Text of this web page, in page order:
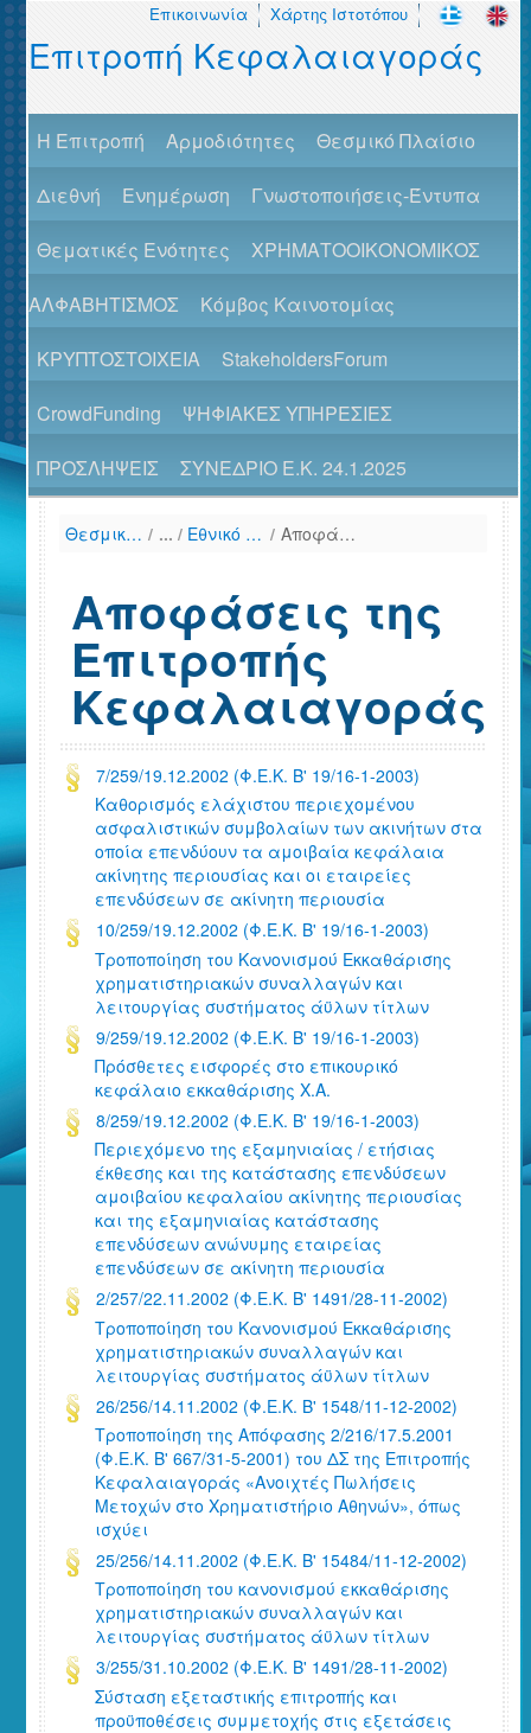
Επικοινωνία Χάρτης Ιστοτόπου
Επιτροπή Κεφαλαιαγοράς
H Επιτροπή Αρμοδιότητες
Θεσμικό Πλαίσιο
Διεθνή
Ενημέρωση
Γνωστοποιήσεις-Έντυπα
Θεματικές Ενότητες
ΧΡΗΜΑΤΟΟΙΚΟΝΟΜΙΚΟΣ
ΑΛΦΑΒΗΤΙΣΜΟΣ
Κόμβος Καινοτομίας
ΚΡΥΠΤΟΣΤΟΙΧΕΙΑ
StakeholdersForum
CrowdFunding
ΨΗΦΙΑΚΕΣ ΥΠΗΡΕΣΙΕΣ
ΠΡΟΣΛΗΨΕΙΣ
ΣΥΝΕΔΡΙΟ Ε.Κ. 24.1.2025
Θεσμικό Πλαίσιο / Εθνικό Δίκαιο (Χρονολογική παράθεση) / Αποφάσεις της Επιτροπής Κεφαλαιαγοράς
Αποφάσεις της
Επιτροπής
Κεφαλαιαγοράς
7/259/19.12.2002 (Φ.Ε.Κ. Β' 19/16-1-2003)
Καθορισμός ελάχιστου περιεχομένου
ασφαλιστικών συμβολαίων των ακινήτων στα
οποία επενδύουν τα αμοιβαία κεφάλαια
ακίνητης περιουσίας και οι εταιρείες
επενδύσεων σε ακίνητη περιουσία
10/259/19.12.2002 (Φ.Ε.Κ. Β' 19/16-1-2003)
Τροποποίηση του Κανονισμού Εκκαθάρισης
χρηματιστηριακών συναλλαγών και
λειτουργίας συστήματος άϋλων τίτλων
9/259/19.12.2002 (Φ.Ε.Κ. Β' 19/16-1-2003)
Πρόσθετες εισφορές στο επικουρικό
κεφάλαιο εκκαθάρισης Χ.Α.
8/259/19.12.2002 (Φ.Ε.Κ. Β' 19/16-1-2003)
Περιεχόμενο της εξαμηνιαίας / ετήσιας
έκθεσης και της κατάστασης επενδύσεων
αμοιβαίου κεφαλαίου ακίνητης περιουσίας
και της εξαμηνιαίας κατάστασης
επενδύσεων ανώνυμης εταιρείας
επενδύσεων σε ακίνητη περιουσία
2/257/22.11.2002 (Φ.Ε.Κ. Β' 1491/28-11-2002)
Τροποποίηση του Κανονισμού Εκκαθάρισης
χρηματιστηριακών συναλλαγών και
λειτουργίας συστήματος άϋλων τίτλων
26/256/14.11.2002 (Φ.Ε.Κ. Β' 1548/11-12-2002)
Τροποποίηση της Απόφασης 2/216/17.5.2001
(Φ.Ε.Κ. Β' 667/31-5-2001) του ΔΣ της Επιτροπής
Κεφαλαιαγοράς «Ανοιχτές Πωλήσεις
Μετοχών στο Χρηματιστήριο Αθηνών», όπως
ισχύει
25/256/14.11.2002 (Φ.Ε.Κ. Β' 15484/11-12-2002)
Τροποποίηση του κανονισμού εκκαθάρισης
χρηματιστηριακών συναλλαγών και
λειτουργίας συστήματος άϋλων τίτλων
3/255/31.10.2002 (Φ.Ε.Κ. Β' 1491/28-11-2002)
Σύσταση εξεταστικής επιτροπής και
προϋποθέσεις συμμετοχής στις εξετάσεις